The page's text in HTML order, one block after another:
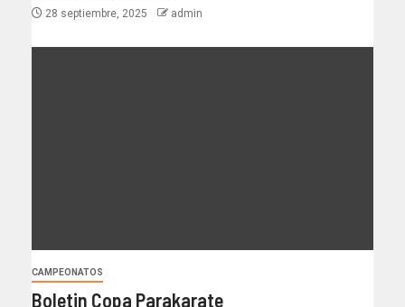
28 septiembre, 2025 admin
CAMPEONATOS
Boletin Copa Parakarate